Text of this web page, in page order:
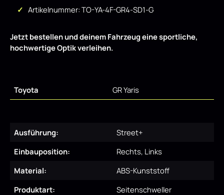
Artikelnummer: TO-YA-4F-GR4-SD1-G
Jetzt bestellen und deinem Fahrzeug eine sportliche,
hochwertige Optik verleihen.
Toyota GR Yaris
Ausführung:
Street+
Einbauposition:
Rechts, Links
Material:
ABS-Kunststoff
Produktart:
Seitenschweller